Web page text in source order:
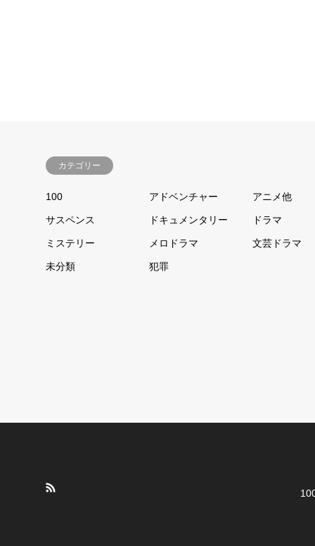
カテゴリー
100 アドベンチャー アニメ他
サスペンス ドキュメンタリー ドラマ
ミステリー メロドラマ 文芸ドラマ
未分類 犯罪